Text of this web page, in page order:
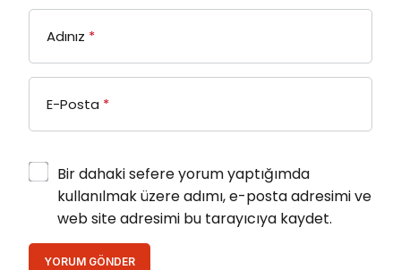
Adınız *
E-Posta *
Bir dahaki sefere yorum yaptığımda
kullanılmak üzere adımı, e-posta adresimi ve
web site adresimi bu tarayıcıya kaydet.
YORUM GÖNDER